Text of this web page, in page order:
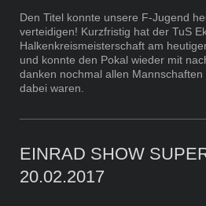
Den Titel konnte unsere F-Jugend
verteidigen! Kurzfristig hat der TuS
Halkenkreismeisterschaft am
und konnte den Pokal wieder mit
danken nochmal allen
dabei waren.
EINRAD SHOW
20.02.2017